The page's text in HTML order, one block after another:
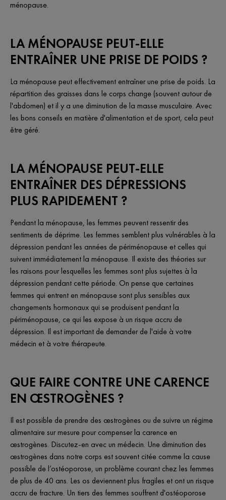
ménopause.
LA MÉNOPAUSE PEUT-ELLE
ENTRAÎNER UNE PRISE DE POIDS ?
La ménopause peut effectivement entraîner une prise de poids. La
répartition des graisses dans le corps change (souvent autour de
l'abdomen) et il y a une diminution de la masse musculaire. Avec
les bons conseils en matière d'alimentation et de sport, cela peut
être géré.
LA MÉNOPAUSE PEUT-ELLE
ENTRAÎNER DES DÉPRESSIONS
PLUS RAPIDEMENT ?
Pendant la ménopause, les femmes peuvent ressentir des
sentiments de déprime. Les femmes semblent plus vulnérables à la
dépression pendant les années de périménopause et celles qui
suivent immédiatement la ménopause. Il existe des théories sur
les raisons pour lesquelles les femmes sont plus sujettes à la
dépression pendant cette période. On pense que certaines
femmes qui entrent en ménopause sont plus sensibles aux
changements hormonaux qui se produisent pendant la
périménopause, ce qui les expose à un risque accru de
dépression. Il est important de demander de l'aide à votre
médecin et à votre thérapeute.
QUE FAIRE CONTRE UNE CARENCE
EN ŒSTROGÈNES ?
Il est possible de prendre des œstrogènes ou de suivre un régime
alimentaire sur mesure pour compenser la carence en
œstrogènes. Discutez-en avec un médecin. Une diminution des
œstrogènes dans notre corps est souvent citée comme la cause
possible de l’ostéoporose, un problème courant chez les femmes
de plus de 40 ans. Les os deviennent plus fragiles et ont un risque
accru de fracture. Un tiers des femmes souffrent d'ostéoporose